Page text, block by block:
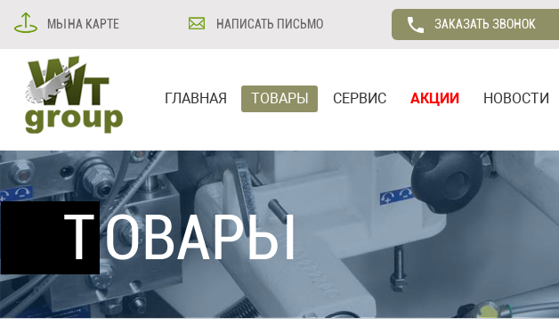
МЫ НА КАРТЕ НАПИСАТЬ ПИСЬМО ЗАКАЗАТЬ ЗВОНОК
ГЛАВНАЯ ТОВАРЫ СЕРВИС АКЦИИ НОВОСТИ
ТОВАРЫ